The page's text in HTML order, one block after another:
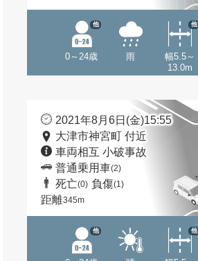
0～24歳
他
雨
幅5.5～
13.0m
他
2021年8月6日(金)15:55
大津市神宮町 付近
車両相互 小破事故
普通乗用車(2)
死亡(0) 負傷(1)
距離345m
他 他